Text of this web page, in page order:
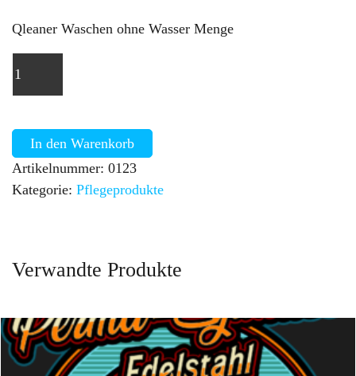
Qleaner Waschen ohne Wasser Menge
In den Warenkorb
Artikelnummer: 0123
Kategorie: Pflegeprodukte
Verwandte Produkte